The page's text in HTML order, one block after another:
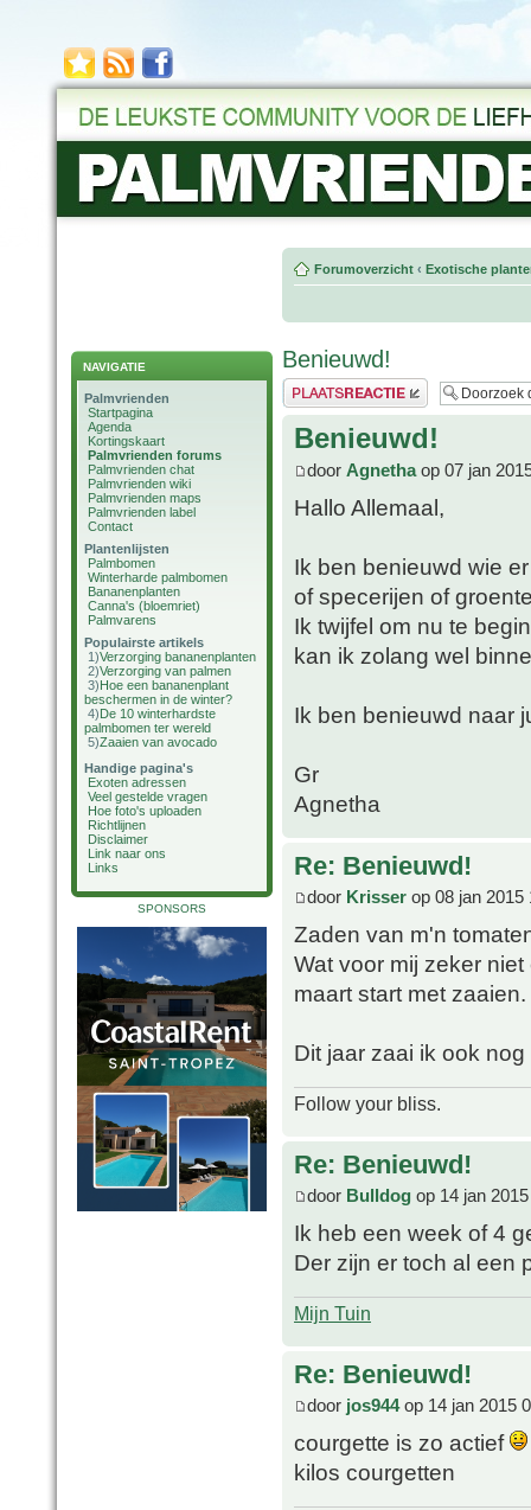
NAVIGATIE
Palmvrienden
Startpagina
Agenda
Kortingskaart
Palmvrienden forums
Palmvrienden chat
Palmvrienden wiki
Palmvrienden maps
Palmvrienden label
Contact
Plantenlijsten
Palmbomen
Winterharde palmbomen
Bananenplanten
Canna's (bloemriet)
Palmvarens
Populairste artikels
1)Verzorging bananenplanten
2)Verzorging van palmen
3)Hoe een bananenplant
beschermen in de winter?
4)De 10 winterhardste
palmbomen ter wereld
5)Zaaien van avocado
Handige pagina's
Exoten adressen
Veel gestelde vragen
Hoe foto's uploaden
Richtlijnen
Disclaimer
Link naar ons
Links
SPONSORS
Forumoverzicht ‹ Exotische
Benieuwd!
Plaats een reactie
Benieuwd!
door Agnethaop 07 jan
Hallo Allemaal,
Ik ben benieuwd wie
of specerijen of
Ik twijfel om nu te
kan ik zolang wel
Ik ben benieuwd naar
Gr
Agnetha
Re: Benieuwd!
door Krisser op 08 jan 2015
Zaden van m'n
Wat voor mij zeker
maart start met zaaien.
Dit jaar zaai ik ook
Follow your bliss.
Re: Benieuwd!
door Bulldog op 14 jan
Ik heb een week of 4
Der zijn er toch al een
Mijn Tuin
Re: Benieuwd!
door jos944op 14 jan 2015
courgette is zo actief
kilos courgetten